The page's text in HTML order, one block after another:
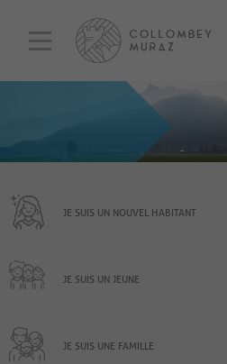
JE SUIS UN NOUVEL HABITANT
JE SUIS UN JEUNE
JE SUIS UNE FAMILLE